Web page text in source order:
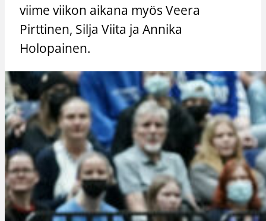
viime viikon aikana myös Veera
Pirttinen, Silja Viita ja Annika
Holopainen.